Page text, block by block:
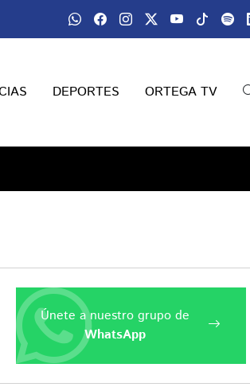
DEPORTES ORTEGA TV
Únete a nuestro grupo de
WhatsApp